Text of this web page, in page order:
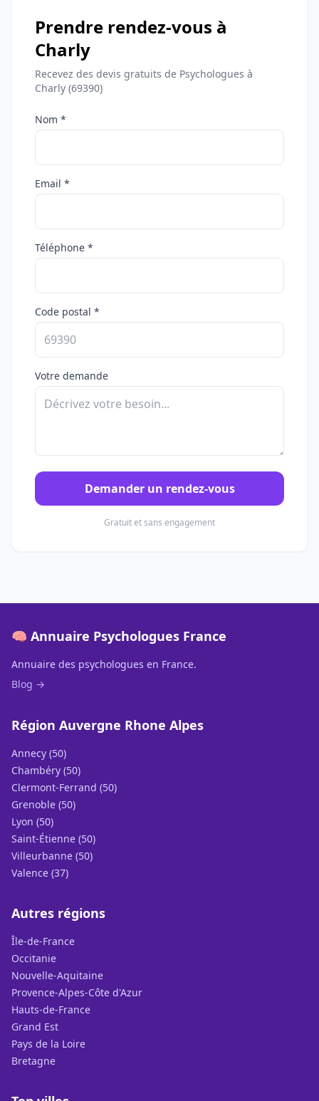
Prendre rendez-vous à
Charly
Recevez des devis gratuits de Psychologues à
Charly (69390)
Nom *
Email *
Téléphone *
Code postal *
Votre demande
Demander un rendez-vous
Gratuit et sans engagement
🧠 Annuaire Psychologues France
Annuaire des psychologues en France.
Blog →
Région Auvergne Rhone Alpes
Annecy (50)
Chambéry (50)
Clermont-Ferrand (50)
Grenoble (50)
Lyon (50)
Saint-Étienne (50)
Villeurbanne (50)
Valence (37)
Autres régions
Île-de-France
Occitanie
Nouvelle-Aquitaine
Provence-Alpes-Côte d'Azur
Hauts-de-France
Grand Est
Pays de la Loire
Bretagne